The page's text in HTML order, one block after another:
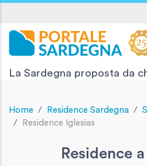
La Sardegna proposta da
Home Residence Sardegna
Residence Iglesias
Residence